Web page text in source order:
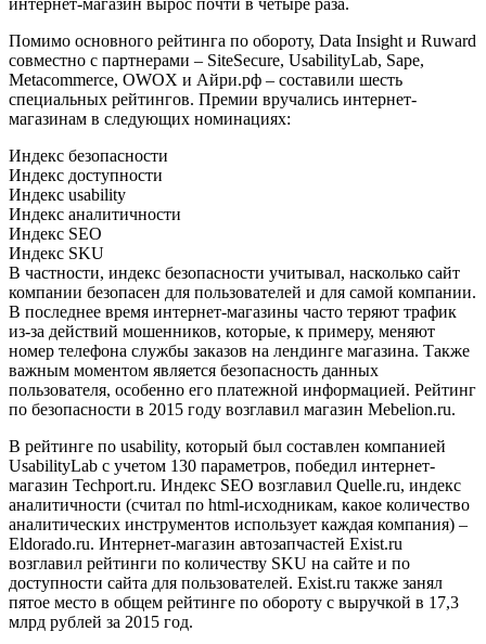
Помимо основного рейтинга по обороту, Data Insight и Ruward
совместно с партнерами – SiteSecure, UsabilityLab, Sape,
Metacommerce, OWOX и Айри.рф – составили шесть
специальных рейтингов. Премии вручались интернет-
магазинам в следующих номинациях:
Индекс безопасности
Индекс доступности
Индекс usability
Индекс аналитичности
Индекс SEO
Индекс SKU
В частности, индекс безопасности учитывал, насколько сайт
компании безопасен для пользователей и для самой компании.
В последнее время интернет-магазины часто теряют трафик
из-за действий мошенников, которые, к примеру, меняют
номер телефона службы заказов на лендинге магазина. Также
важным моментом является безопасность данных
пользователя, особенно его платежной информацией. Рейтинг
по безопасности в 2015 году возглавил магазин Mebelion.ru.
В рейтинге по usability, который был составлен компанией
UsabilityLab с учетом 130 параметров, победил интернет-
магазин Techport.ru. Индекс SEO возглавил Quelle.ru, индекс
аналитичности (считал по html-исходникам, какое количество
аналитических инструментов использует каждая компания) –
Eldorado.ru. Интернет-магазин автозапчастей Exist.ru
возглавил рейтинги по количеству SKU на сайте и по
доступности сайта для пользователей. Exist.ru также занял
пятое место в общем рейтинге по обороту с выручкой в 17,3
млрд рублей за 2015 год.